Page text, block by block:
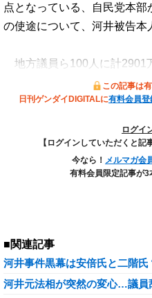
点となっている、自民党本
の使途について、河井被告本
地方議員ら100人に計2901
この記事は
日刊ゲンダイDIGITALに有料会員登
ログイ
【ログインしていただくと記
今なら！ メルマガ会
有料会員限定記事が3
■関連記事
河井事件黒幕は安倍氏と二階
河井元法相が突然の変心…議員